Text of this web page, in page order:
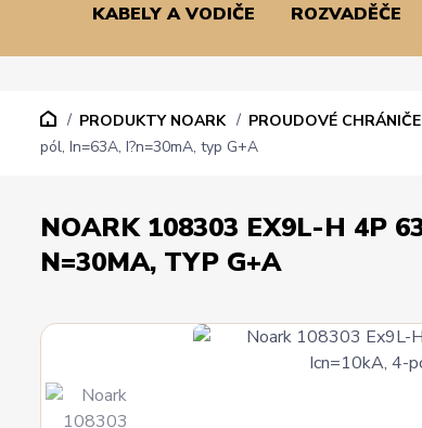
KABELY A VODIČE ROZVADĚČE
PRODUKTY NOARK PROUDOVÉ
pól, In=63A, I?n=30mA, typ G+A
NOARK 108303 EX9L-H 4P
N=30MA, TYP G+A